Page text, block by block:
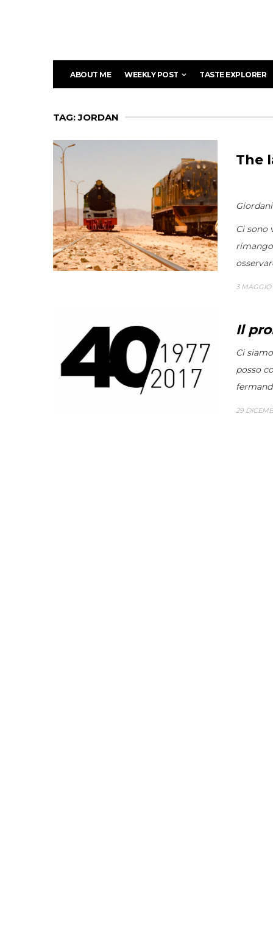
ABOUT ME WEEKLY POST TASTE EXPLORER
TAG: JORDAN
The
Ci sono
3 MAGGIO
Il
Ci
posso
29